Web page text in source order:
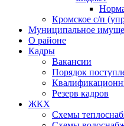
Кромское с/п
Муниципальное
О районе
Кадры
Вакансии
Порядок
Резерв кадров
ЖКХ
Схемы